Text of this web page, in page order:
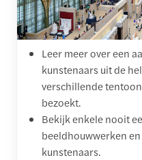
Leer meer over een
kunstenaars uit de
verschillende
bezoekt.
Bekijk enkele nooit
beeldhouwwerken
kunstenaars.